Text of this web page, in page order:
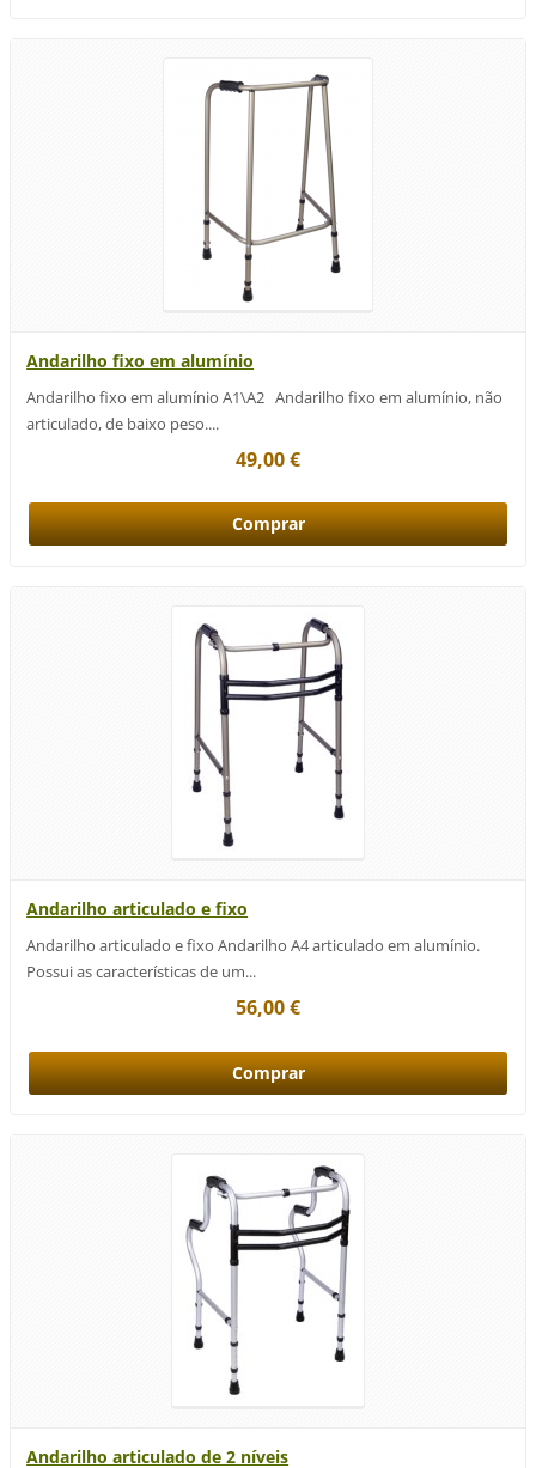
Andarilho fixo em alumínio
Andarilho fixo em alumínio A1\A2 Andarilho fixo em alumínio, não
articulado, de baixo peso....
49,00 €
Andarilho articulado e fixo
Andarilho articulado e fixo Andarilho A4 articulado em alumínio.
Possui as características de um...
56,00 €
Andarilho articulado de 2 níveis